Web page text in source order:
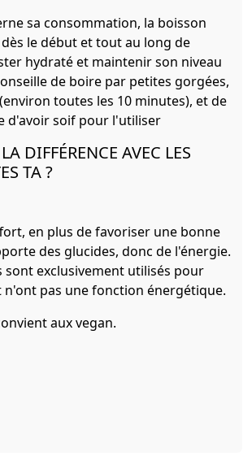
sa consommation, la boisson
le début et tout au long de
hydraté et maintenir son niveau
de boire par petites gorgées,
toutes les 10 minutes), et de
d'avoir soif pour l'utiliser
DIFFÉRENCE AVEC LES
TA ?
en plus de favoriser une bonne
des glucides, donc de l'énergie.
sont exclusivement utilisés pour
pas une fonction énergétique.
aux vegan.